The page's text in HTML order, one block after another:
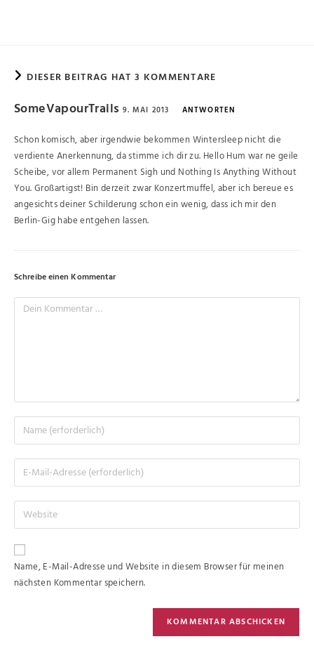
DIESER BEITRAG HAT 3 KOMMENTARE
SomeVapourTrails 9. MAI 2013 ANTWORTEN
Schon komisch, aber irgendwie bekommen Wintersleep nicht die
verdiente Anerkennung, da stimme ich dir zu. Hello Hum war ne geile
Scheibe, vor allem Permanent Sigh und Nothing Is Anything Without
You. Großartigst! Bin derzeit zwar Konzertmuffel, aber ich bereue es
angesichts deiner Schilderung schon ein wenig, dass ich mir den
Berlin-Gig habe entgehen lassen.
Schreibe einen Kommentar
Name, E-Mail-Adresse und Website in diesem Browser für meinen
nächsten Kommentar speichern.